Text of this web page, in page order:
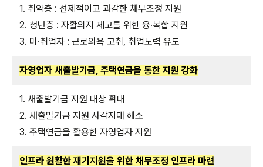
1. 취약층 : 선제적이고 과감한 채무조정 지원
2. 청년층 : 자활의지 제고를 위한 융·복합 지원
3. 미·취업자 : 근로의욕 고취, 취업노력 유도
자영업자 새출발기금, 주택연금을 통한 지원 강화
1. 새출발기금 지원 대상 확대
2. 새출발기금 지원 사각지대 해소
3. 주택연금을 활용한 자영업자 지원
인프라 원활한 재기지원을 위한 채무조정 인프라 마련